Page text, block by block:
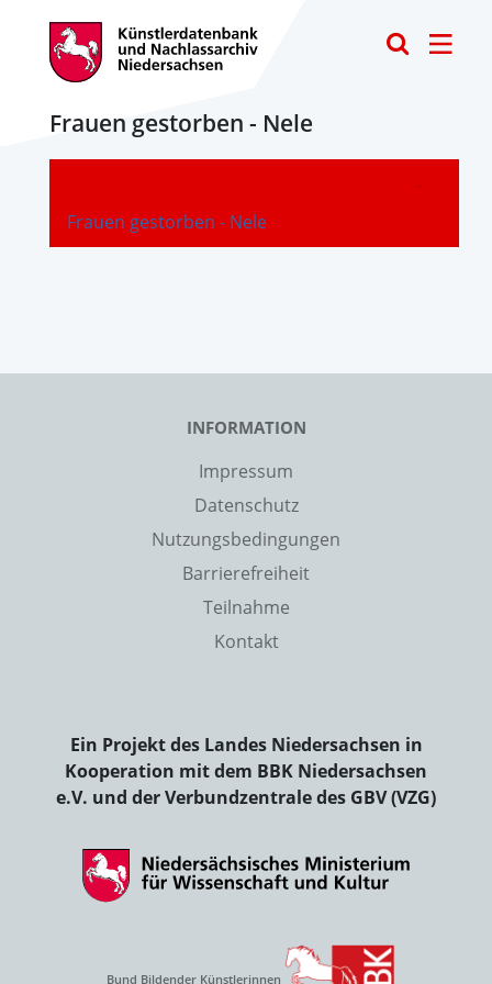
Frauen gestorben - Nele
Frauen gestorben - Nele
-
INFORMATION
Impressum
Datenschutz
Nutzungsbedingungen
Barrierefreiheit
Teilnahme
Kontakt
Ein Projekt des Landes Niedersachsen in
Kooperation mit dem BBK Niedersachsen
e.V. und der Verbundzentrale des GBV (VZG)
Bund Bildender Künstlerinnen